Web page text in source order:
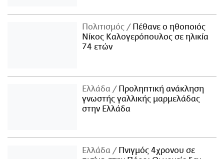
Πολιτισμός
Πέθανε ο ηθοποιός
Νίκος Καλογερόπουλος σε ηλικία
74 ετών
Ελλάδα
Προληπτική ανάκληση
γνωστής γαλλικής μαρμελάδας
στην Ελλάδα
Ελλάδα
Πνιγμός 4χρονου σε